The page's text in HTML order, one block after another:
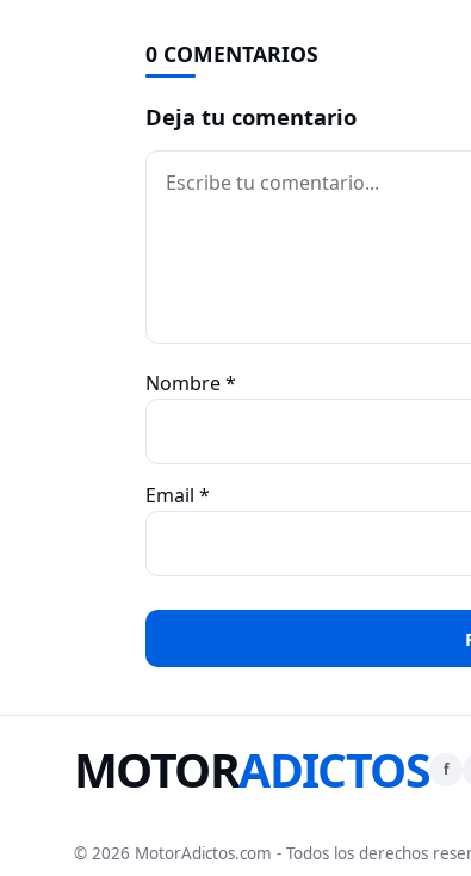
0 COMENTARIOS
Deja tu comentario
Comentario
Nombre*
Email *
MOTORADICTOS f
© 2026 MotorAdictos.com - Todos los derechos